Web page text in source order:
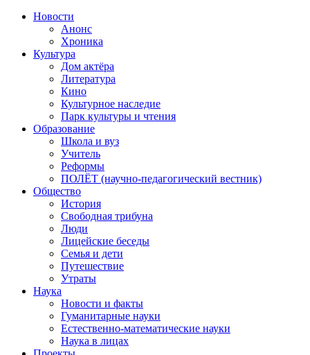
Новости
Анонс
Хроника
Культура
Дом актёра
Литература
Кино
Культурное наследие
Парк культуры и чтения
Образование
Школа и вуз
Учитель
Реформы
ПОЛЁТ (научно-педагогический вестник)
Общество
История
Свободная трибуна
Люди
Лицейские беседы
Семья и дети
Путешествие
Утраты
Наука
Новости и факты
Гуманитарные науки
Естественно-математические науки
Наука в лицах